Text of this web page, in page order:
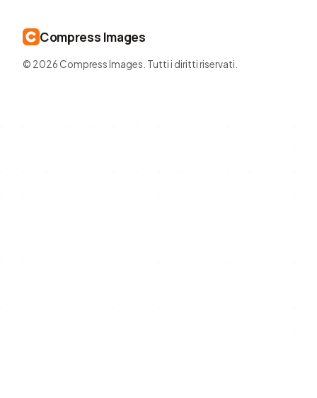
Compress Images
© 2026 Compress Images. Tutti i diritti riservati.